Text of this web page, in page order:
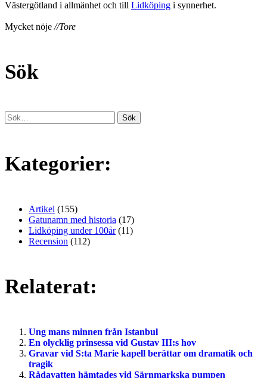
Västergötland i allmänhet och till Lidköping i synnerhet.
Mycket nöje //Tore
Sök
Kategorier:
Artikel (155)
Gatunamn med historia (17)
Lidköping under 100år(11)
Recension (112)
Relaterat:
Ung mans minnen från Istanbul
En olycklig prinsessa vid Gustav III:s hov
Gravar vid S:ta Marie kapell berättar om dramatik och
tragik
Rådavatten hämtades vid Särnmarkska pumpen